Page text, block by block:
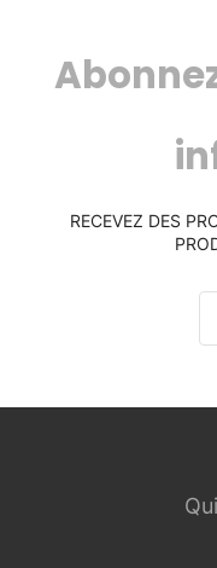
RECEVEZ DES